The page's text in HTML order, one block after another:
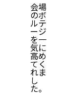
会場
のボ
ルテ
ージ
を一
気に
高め
てく
れま
し
た。